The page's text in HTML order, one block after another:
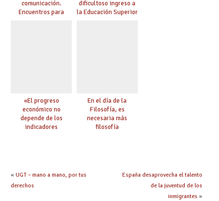
comunicación.
Encuentros para
dificultoso ingreso a
la Educación Superior
«El progreso
económico no
depende de los
indicadores
En el día de la
Filosofía, es
necesaria más
filosofía
« UGT – mano a mano, por tus
derechos
España desaprovecha el talento
de la juventud de los
inmigrantes »